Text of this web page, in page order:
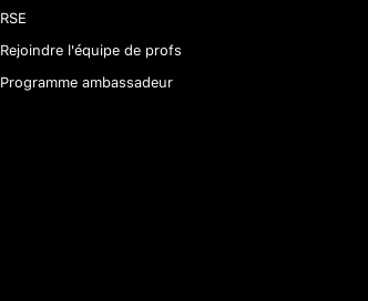
RSE
Rejoindre l'équipe de profs
Programme ambassadeur